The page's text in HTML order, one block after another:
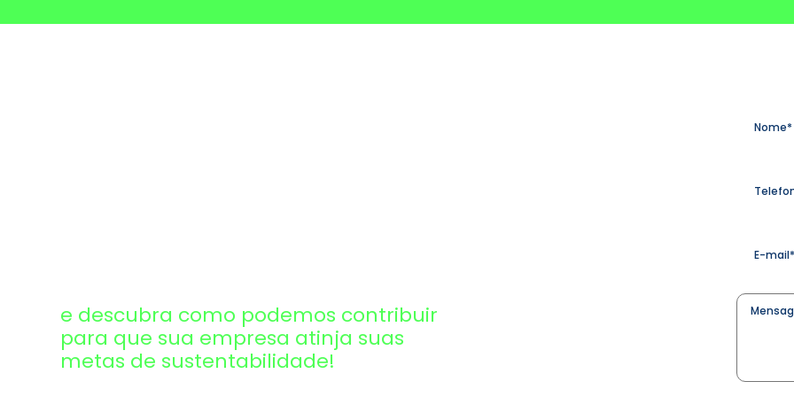
e descubra como podemos contribuir
para que sua empresa atinja suas
metas de sustentabilidade!
mail *